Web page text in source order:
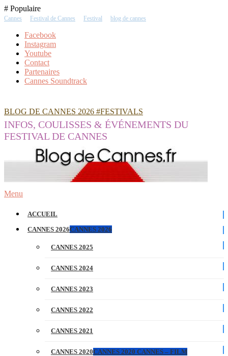
Skip
To
# Populaire
Cannes Festival de Cannes Festival blog de cannes
Facebook
Instagram
Youtube
Contact
Partenaires
Cannes Soundtrack
BLOG DE CANNES 2026 #FESTIVALS
INFOS, COULISSES & ÉVÉNEMENTS DU
FESTIVAL DE CANNES
Menu
ACCUEIL
CANNES 2026CANNES 2026
CANNES 2025
CANNES 2024
CANNES 2023
CANNES 2022
CANNES 2021
CANNES 2020CANNES 2020 CANNES – FILM